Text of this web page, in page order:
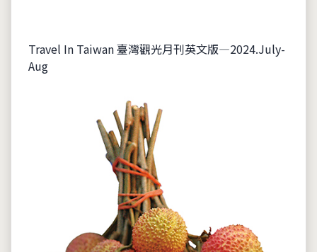
Travel In Taiwan 臺灣觀光月刊英文版—2024.July-
Aug